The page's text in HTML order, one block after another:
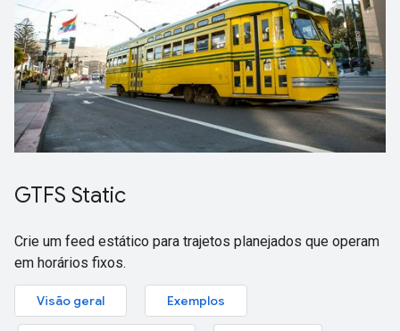
GTFS Static
Crie um feed estático para trajetos planejados que operam
em horários fixos.
Visão geral Exemplos